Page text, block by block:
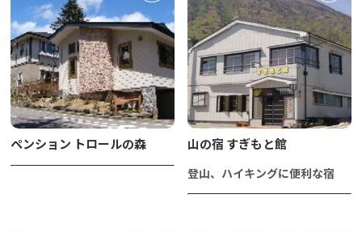
ペンション トロールの森 山の宿 すぎもと館
登山、ハイキングに便利な宿